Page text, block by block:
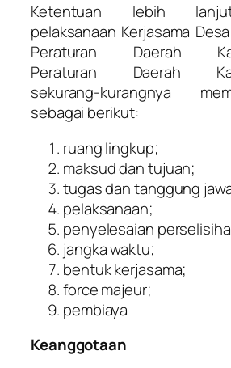
Ketentuan lebih
pelaksanaan Kerjasama
Peraturan Daerah
Peraturan Daerah
sekurang-kurangnya
sebagai berikut:
ruang lingkup;
maksud dan tujuan;
tugas dan tanggung
pelaksanaan;
penyelesaian
jangka waktu;
bentuk kerjasama;
force majeur;
pembiaya
Keanggotaan